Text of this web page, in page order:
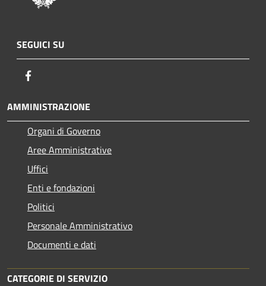
SEGUICI SU
AMMINISTRAZIONE
Organi di Governo
Aree Amministrative
Uffici
Enti e fondazioni
Politici
Personale Amministrativo
Documenti e dati
CATEGORIE DI SERVIZIO